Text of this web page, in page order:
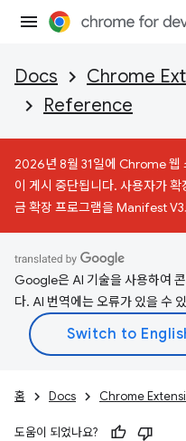
Docs Chrome
Reference
2026년 8월 31일에 Chrome 웹
이 게시 중단됩니다. 사용자가
금 확장 프로그램을 Manifest
Google은 AI 기술을 사용하여
다. AI 번역에는 오류가 있을 수
홈 Docs Chrome
도움이 되었나요?